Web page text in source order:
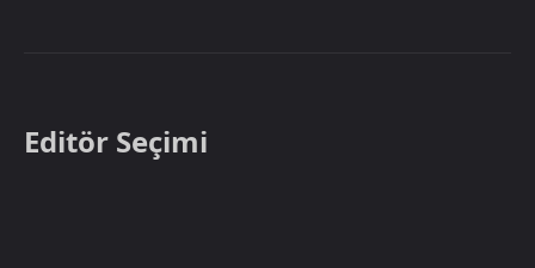
Editör Seçimi